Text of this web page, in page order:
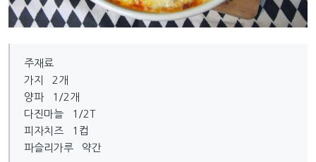
주재료
가지 2개
양파 1/2개
다진마늘 1/2T
피자치즈 1컵
파슬리가루 약간